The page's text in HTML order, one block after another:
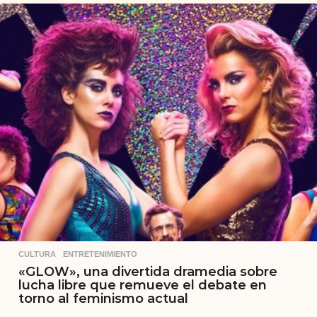
CULTURA ,ENTRETENIMIENTO
«GLOW», una divertida dramedia sobre
lucha libre que remueve el debate en
torno al feminismo actual